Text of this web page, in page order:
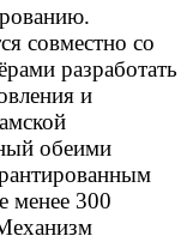
совместно со
разработать
и
обеими
менее 300